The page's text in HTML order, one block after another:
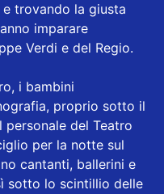
trovando la giusta
imparare
Verdi e del Regio.
i bambini
proprio sotto il
del Teatro
per la notte sul
cantanti, ballerini e
sotto lo scintillio delle